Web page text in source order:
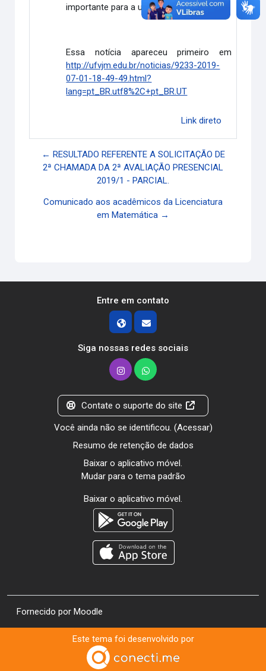
importante para a universidade.
Essa notícia apareceu primeiro em
http://ufvjm.edu.br/noticias/9233-2019-
07-01-18-49-49.html?
lang=pt_BR.utf8%2C+pt_BR.UT
Link direto
← RESULTADO REFERENTE A SOLICITAÇÃO DE
2ª CHAMADA DA 2ª AVALIAÇÃO PRESENCIAL
2019/1 - PARCIAL.
Comunicado aos acadêmicos da Licenciatura
em Matemática →
Entre em contato
Siga nossas redes sociais
Contate o suporte do site
Você ainda não se identificou. (Acessar)
Resumo de retenção de dados
Baixar o aplicativo móvel.
Mudar para o tema padrão
Baixar o aplicativo móvel.
Fornecido por Moodle
Este tema foi desenvolvido por